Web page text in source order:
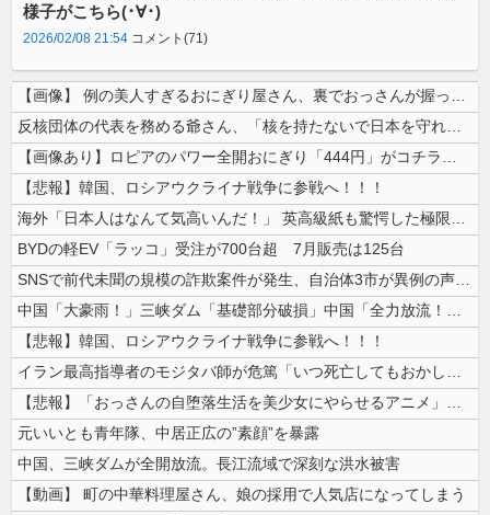
様子がこちら(･∀･)
2026/02/08 21:54 コメント(71)
【画像】 例の美人すぎるおにぎり屋さん、裏でおっさんが握っていたｗｗｗ...
反核団体の代表を務める爺さん、「核を持たないで日本を守れますか」と中学...
【画像あり】ロピアのパワー全開おにぎり「444円」がコチラｗｗｗｗｗ
【悲報】韓国、ロシアウクライナ戦争に参戦へ！！！
海外「日本人はなんて気高いんだ！」 英高級紙も驚愕した極限の中の日本人...
BYDの軽EV「ラッコ」受注が700台超 7月販売は125台
SNSで前代未聞の規模の詐欺案件が発生、自治体3市が異例の声明を発表し...
中国「大豪雨！」三峡ダム「基礎部分破損」中国「全力放流！」台風13号「...
【悲報】韓国、ロシアウクライナ戦争に参戦へ！！！
イラン最高指導者のモジタバ師が危篤「いつ死亡してもおかしくない」…イラ...
【悲報】「おっさんの自堕落生活を美少女にやらせるアニメ」、増えすぎてフ...
元いいとも青年隊、中居正広の”素顔”を暴露
中国、三峡ダムが全開放流。長江流域で深刻な洪水被害
【動画】 町の中華料理屋さん、娘の採用で人気店になってしまう